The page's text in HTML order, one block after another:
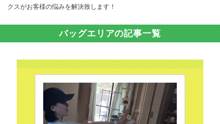
クスがお客様の悩みを解決致します！
バッグエリアの記事一覧